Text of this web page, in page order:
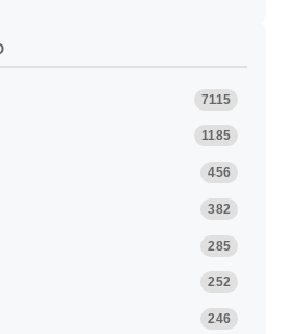
7115
1185
456
382
285
252
246